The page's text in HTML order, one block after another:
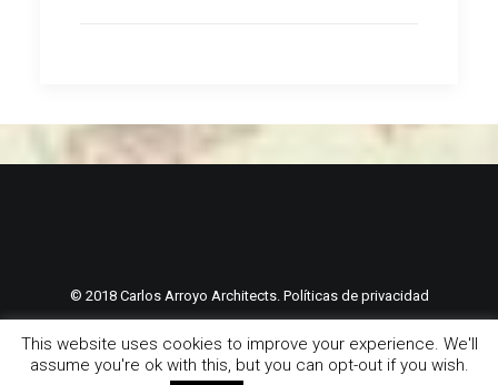
© 2018 Carlos Arroyo Architects. Políticas de privacidad
This website uses cookies to improve your experience. We'll
assume you're ok with this, but you can opt-out if you wish.